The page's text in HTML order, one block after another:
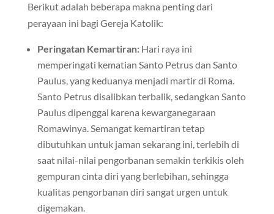
Berikut adalah beberapa makna penting dari
perayaan ini bagi Gereja Katolik:
Peringatan Kemartiran:Hari raya ini
memperingati kematian Santo Petrus dan Santo
Paulus, yang keduanya menjadi martir di Roma.
Santo Petrus disalibkan terbalik, sedangkan Santo
Paulus dipenggal karena kewarganegaraan
Romawinya. Semangat kemartiran tetap
dibutuhkan untuk jaman sekarang ini, terlebih di
saat nilai-nilai pengorbanan semakin terkikis oleh
gempuran cinta diri yang berlebihan, sehingga
kualitas pengorbanan diri sangat urgen untuk
digemakan.